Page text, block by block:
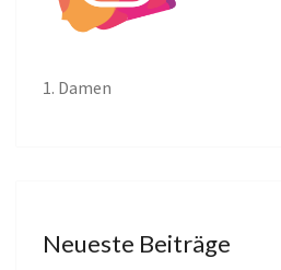
1. Damen
Neueste Beiträge